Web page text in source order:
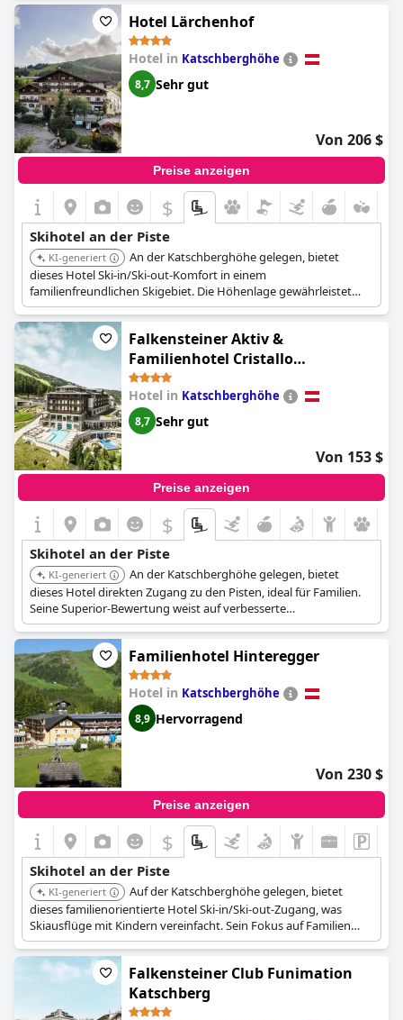
Hotel Lärchenhof
Hotel in Katschberghöhe
8,7 Sehr gut
Von 206 $
Preise anzeigen
$
Skihotel an der Piste
KI-generiert
An der Katschberghöhe gelegen, bietet
dieses Hotel Ski-in/Ski-out-Komfort in einem
familienfreundlichen Skigebiet. Die Höhenlage gewährleistet
gute Schneeverhältnisse während der gesamten Saison.
Falkensteiner Aktiv &
Familienhotel Cristallo
(Falkensteiner Hotel Cristallo l 4
Star Superior)
Hotel in Katschberghöhe
8,7 Sehr gut
Von 153 $
Preise anzeigen
$
Skihotel an der Piste
KI-generiert
An der Katschberghöhe gelegen, bietet
dieses Hotel direkten Zugang zu den Pisten, ideal für Familien.
Seine Superior-Bewertung weist auf verbesserte
Annehmlichkeiten und Dienstleistungen für einen komfortablen
Skiurlaub hin.
Familienhotel Hinteregger
Hotel in Katschberghöhe
8,9 Hervorragend
Von 230 $
Preise anzeigen
$
Skihotel an der Piste
KI-generiert
Auf der Katschberghöhe gelegen, bietet
dieses familienorientierte Hotel Ski-in/Ski-out-Zugang, was
Skiausflüge mit Kindern vereinfacht. Sein Fokus auf Familien
gewährleistet Annehmlichkeiten und Dienstleistungen, die auf
jüngere Gäste zugeschnitten sind.
Falkensteiner Club Funimation
Katschberg